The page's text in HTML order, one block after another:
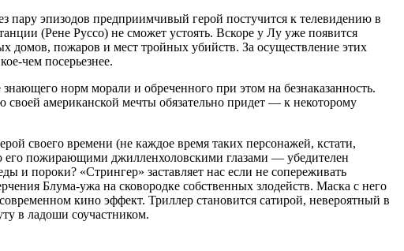
эпизодов предприимчивый герой постучится к телевидению в
(Рене Руссо) не сможет устоять. Вскоре у Лу уже появится
домов, пожаров и мест тройных убийств. За осуществление этих
чем посерьезнее.
норм морали и обреченного при этом на безнаказанность.
американской мечты обязательно придет — к некоторому
своего времени (не каждое время таких персонажей, кстати,
его пожирающими джилленхоловскими глазами — убедителен
и пороки? «Стрингер» заставляет нас если не сопереживать
Блума-ужа на сковородке собственных злодейств. Маска с него
кино эффект. Триллер становится сатирой, невероятный в
в ладоши соучастником.